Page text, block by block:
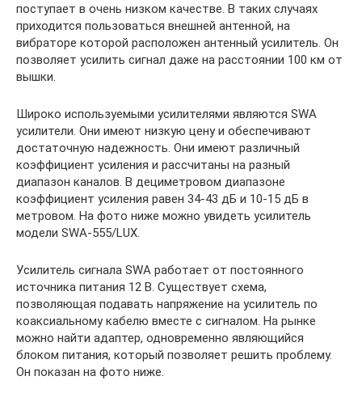
поступает в очень низком качестве. В таких случаях
приходится пользоваться внешней антенной, на
вибраторе которой расположен антенный усилитель. Он
позволяет усилить сигнал даже на расстоянии 100 км от
вышки.
Широко используемыми усилителями являются SWA
усилители. Они имеют низкую цену и обеспечивают
достаточную надежность. Они имеют различный
коэффициент усиления и рассчитаны на разный
диапазон каналов. В дециметровом диапазоне
коэффициент усиления равен 34-43 дБ и 10-15 дБ в
метровом. На фото ниже можно увидеть усилитель
модели SWA-555/LUX.
Усилитель сигнала SWA работает от постоянного
источника питания 12 В. Существует схема,
позволяющая подавать напряжение на усилитель по
коаксиальному кабелю вместе с сигналом. На рынке
можно найти адаптер, одновременно являющийся
блоком питания, который позволяет решить проблему.
Он показан на фото ниже.